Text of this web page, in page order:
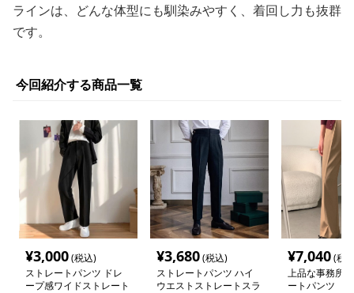
ラインは、どんな体型にも馴染みやすく、着回し力も抜群
です。
今回紹介する商品一覧
¥3,000(税込)
ストレートパンツ ドレ
ープ感ワイドストレート
¥3,680(税込)
ストレートパンツ ハイ
ウエストストレートスラ
¥7,040(税
上品な事務所
ートパンツ